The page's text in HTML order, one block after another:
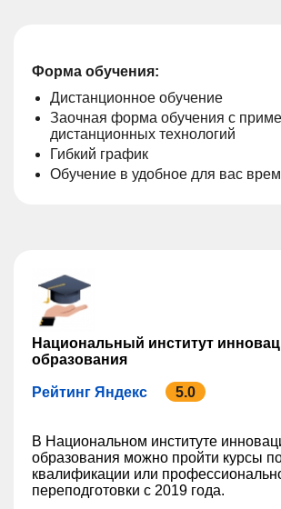
Форма обучения:
Дистанционное обучение
Заочная форма обучения с
дистанционных технологий
Гибкий график
Обучение в удобное для вас
Национальный институт
образования
Рейтинг Яндекс 5.0
В Национальном институте
образования можно пройти курсы
квалификации или
переподготовки с 2019 года.